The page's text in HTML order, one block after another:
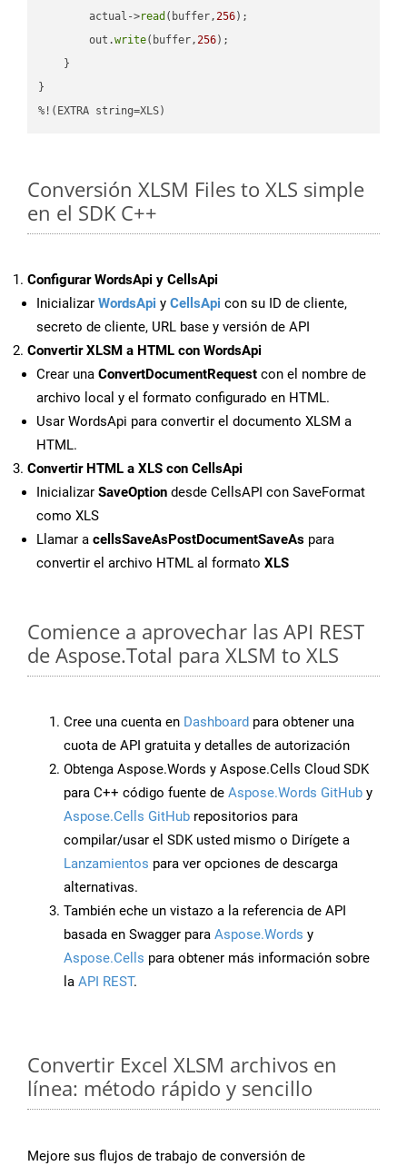
        actual->
read (buffer,256);
        out.
write(buffer,256);
    }
}
%!(EXTRA string=XLS)
Conversión XLSM Files to XLS simple
en el SDK C++
Configurar WordsApi y CellsApi
Inicializar WordsApi y CellsApi con su ID de cliente,
secreto de cliente, URL base y versión de API
Convertir XLSM a HTML con WordsApi
Crear una ConvertDocumentRequest con el nombre de
archivo local y el formato configurado en HTML.
Usar WordsApi para convertir el documento XLSM a
HTML.
Convertir HTML a XLS con CellsApi
Inicializar SaveOption desde CellsAPI con SaveFormat
como XLS
Llamar a cellsSaveAsPostDocumentSaveAs para
convertir el archivo HTML al formato XLS
Comience a aprovechar las API REST
de Aspose.Total para XLSM to XLS
Cree una cuenta en Dashboard para obtener una
cuota de API gratuita y detalles de autorización
Obtenga Aspose.Words y Aspose.Cells Cloud SDK
para C++ código fuente de Aspose.Words GitHub y
Aspose.Cells GitHub repositorios para
compilar/usar el SDK usted mismo o Dirígete a
Lanzamientos para ver opciones de descarga
alternativas.
También eche un vistazo a la referencia de API
basada en Swagger para Aspose.Words y
Aspose.Cells para obtener más información sobre
la API REST.
Convertir Excel XLSM archivos en
línea: método rápido y sencillo
Mejore sus flujos de trabajo de conversión de